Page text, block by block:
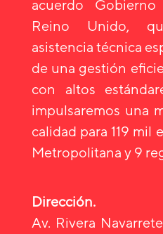
acuerdo
Reino Unido,
asistencia técnica
de una gestión
con altos
impulsaremos una
calidad para 119 mil
Metropolitana y 9
Dirección.
Av. Rivera